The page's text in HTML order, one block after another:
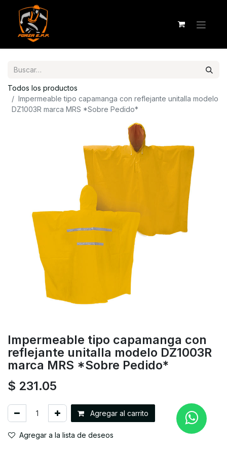
Todos los productos
Impermeable tipo capamanga con reflejante unitalla modelo
DZ1003R marca MRS *Sobre Pedido*
Impermeable tipo capamanga con
reflejante unitalla modelo DZ1003R
marca MRS *Sobre Pedido*
$ 231.05
Agregar al carrito
Agregar a la lista de deseos